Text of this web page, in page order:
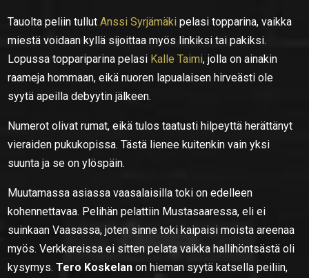
Tauolta peliin tullutAnssi Syrjämäki pelasi topparina, vaikka
miestä voidaan kyllä sijoittaa myös linkiksi tai pakiksi.
Lopussa toppariparina pelasi Kalle Taimi, jolla on ainakin
raameja hommaan, eikä nuoren lapualaisen hirveästi ole
syytä apeilla debyytin jälkeen.
Numerot olivat rumat, eikä tulos taatusti hilpeyttä herättänyt
vieraiden pukukopissa. Tästä lienee kuitenkin vain yksi
suunta ja se on ylöspäin.
Muutamassa asiassa vaasalaisilla toki on edelleen
kohennettavaa. Pelihän pelattiin Mustasaaressa, eli ei
suinkaan Vaasassa, joten sinne toki kaipaisi moista areenaa
myös. Verkkareissa ei sitten pelata vaikka hallihöntsästä oli
kysymys.Tero Koskelan on hieman syytä katsella peiliin,